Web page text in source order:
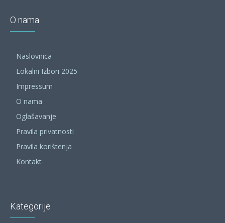
O nama
Naslovnica
Lokalni Izbori 2025
Impressum
O nama
Oglašavanje
Pravila privatnosti
Pravila korištenja
Kontakt
Kategorije